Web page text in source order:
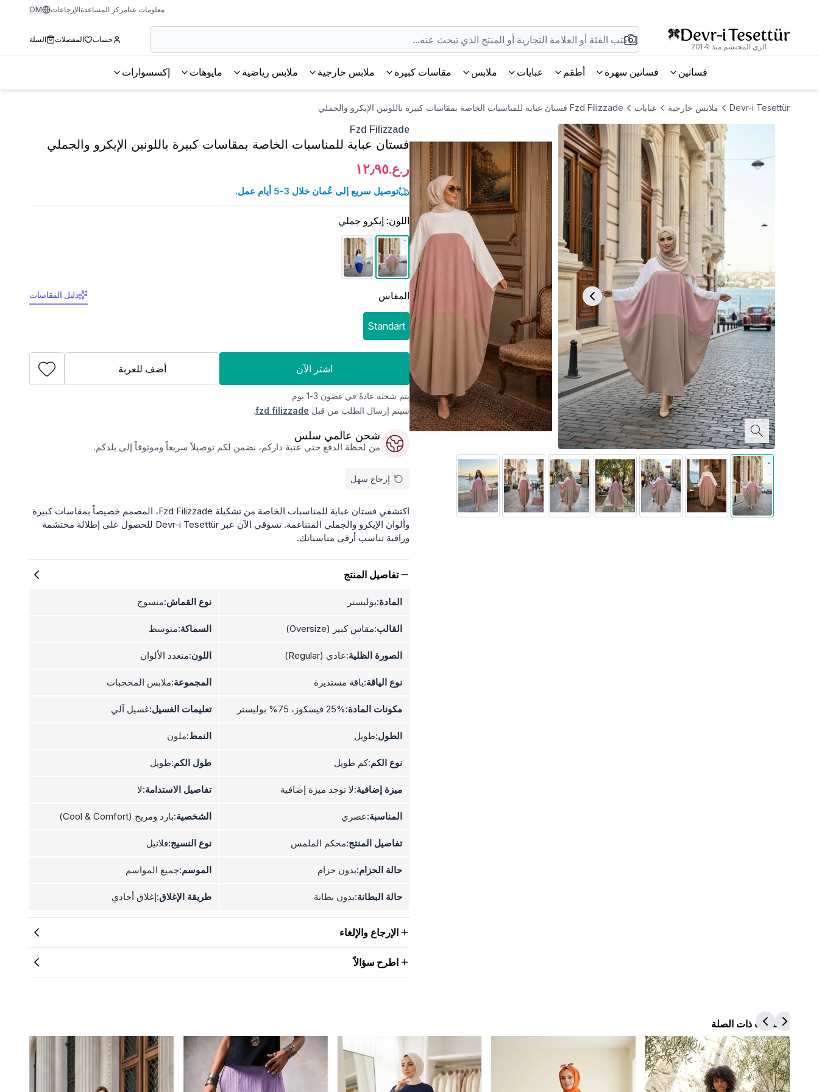
معلومات عنامركز المساعدةالإرجاعات OM
الزي المحتشم منذ 2014l
حساب المفضلات السلة
فساتين فساتين سهرة أطقم عبايات ملابس مقاسات كبيرة ملابس خارجية ملابس رياضية مايوهات إكسسوارات
Devr-i Tesettür ملابس خارجية عبايات Fzd Filizzade فستان عباية للمناسبات الخاصة بمقاسات كبيرة باللونين الإيكرو والجملي
Fzd Filizzade
فستان عباية للمناسبات الخاصة بمقاسات كبيرة باللونين الإيكرو والجملي
ر.ع.١٢٫٩٥
توصيل سريع إلى عُمان خلال 3-5 أيام عمل.
اللون: إيكرو جملي
المقاس دليل المقاسات
Standart
اشتر الآن أضف للعربة
يتم شحنه عادةً في غضون 3-1 يوم
سيتم إرسال الطلب من قبل fzd filizzade
.
شحن عالمي سلس
من لحظة الدفع حتى عتبة داركم، نضمن لكم توصيلاً سريعاً وموثوقاً إلى بلدكم.
إرجاع سهل
اكتشفي فستان عباية للمناسبات الخاصة من تشكيلة Fzd Filizzade، المصمم خصيصاً بمقاسات كبيرة
وألوان الإيكرو والجملي المتناغمة. تسوقي الآن عبر Devr-i Tesettür للحصول على إطلالة محتشمة
وراقية تناسب أرقى مناسباتك.
تفاصيل المنتج
المادة:بوليستر نوع القماش:منسوج
القالب:مقاس كبير (Oversize) السماكة:متوسط
الصورة الظلية:عادي (Regular) اللون:متعدد الألوان
نوع الياقة:ياقة مستديرة المجموعة:ملابس المحجبات
مكونات المادة:25% فيسكوز، 75% بوليستر تعليمات الغسيل:غسيل آلي
الطول:طويل النمط:ملون
نوع الكم:كم طويل طول الكم:طويل
ميزة إضافية:لا توجد ميزة إضافية تفاصيل الاستدامة:لا
المناسبة:عصري الشخصية:بارد ومريح (Cool & Comfort)
تفاصيل المنتج:محكم الملمس نوع النسيج:فلانيل
حالة الحزام:بدون حزام الموسم:جميع المواسم
حالة البطانة:بدون بطانة طريقة الإغلاق:إغلاق أحادي
الإرجاع والإلغاء
اطرح سؤالاً
المنتجات ذات الصلة